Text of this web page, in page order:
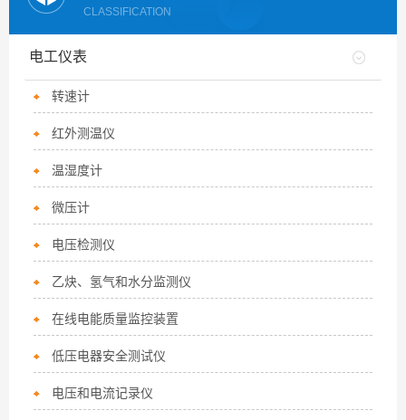
CLASSIFICATION
电工仪表
转速计
红外测温仪
温湿度计
微压计
电压检测仪
乙炔、氢气和水分监测仪
在线电能质量监控装置
低压电器安全测试仪
电压和电流记录仪